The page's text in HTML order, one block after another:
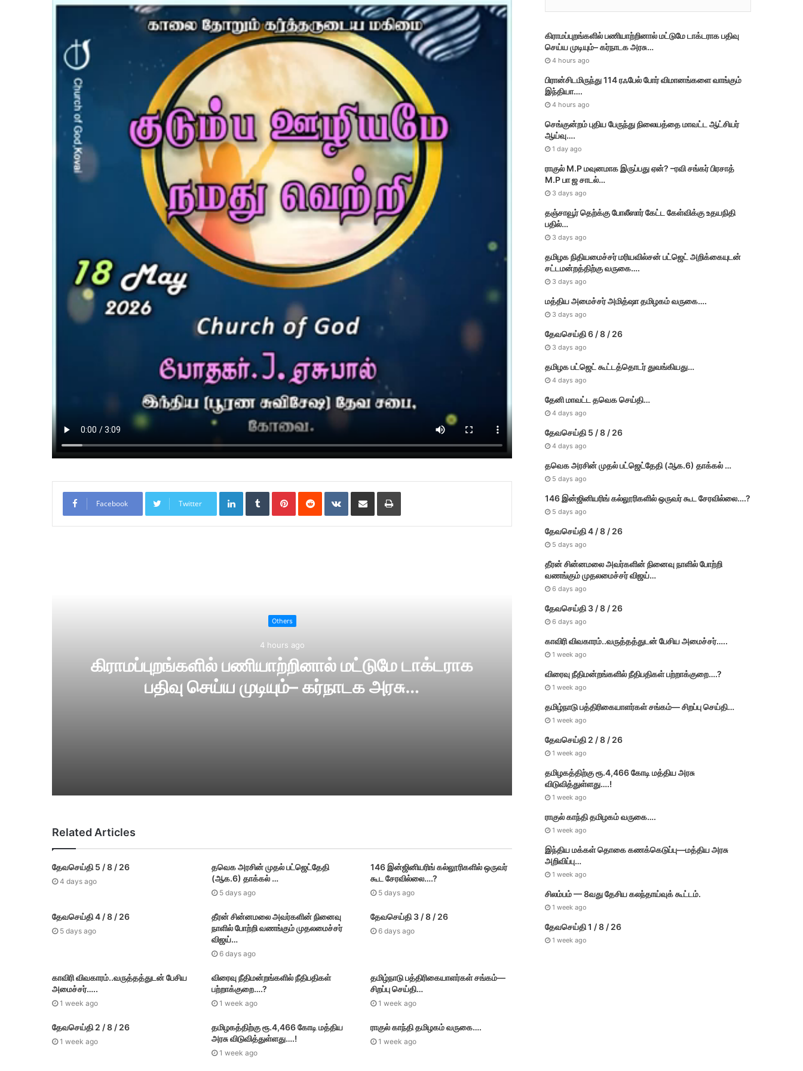
Facebook Twitter
LinkedIn Tumblr Pinterest Reddit VKontakte
Others
4 hours ago
கிராமப்புறங்களில் பணியாற்றினால் மட்டுமே டாக்டராக
பதிவு செய்ய முடியும்– கர்நாடக அரசு…
பிரான்சிடமிருந்து 114 ரஃபேல் போர் விமானங்களை வாங்கும் இந்தியா….
1 day ago
தஞ்சாவூர் தெற்க்கு போலீஸார் கேட்ட கேள்விக்கு உதயநிதி பதில்…
Related Articles
தேவசெய்தி 5 / 8 / 26
4 days ago
தவெக அரசின் முதல் பட்​ஜெட்தேதி
(ஆக.6) தாக்​கல் …
5 days ago
146 இன்ஜினியரிங் கல்லூரிகளில் ஒருவர்
கூட சேரவில்லை….?
5 days ago
தேவசெய்தி 4 / 8 / 26
5 days ago
தீரன் சின்னமலை அவர்களின் நினைவு
நாளில் போற்றி வணங்கும் முதலமைச்சர்
விஜய்…
6 days ago
தேவசெய்தி 3 / 8 / 26
6 days ago
காவிரி விவகாரம்..வருத்தத்துடன் பேசிய
அமைச்சர்…..
1 week ago
விரைவு நீதிமன்றங்களில் நீதிபதிகள்
பற்றாக்குறை….?
1 week ago
தமிழ்நாடு பத்திரிகையாளர்கள் சங்கம்—
சிறப்பு செய்தி…
1 week ago
தேவசெய்தி 2 / 8 / 26
1 week ago
தமிழகத்திற்கு ரூ.4,466 கோடி மத்திய
அரசு விடுவித்துள்ளது….!
1 week ago
ராகுல் காந்தி தமிழகம் வருகை….
1 week ago
e
s
கிராமப்புறங்களில் பணியாற்றினால் மட்டுமே டாக்டராக பதிவு
செய்ய முடியும்– கர்நாடக அரசு…
4 hours ago
பிரான்சிடமிருந்து 114 ரஃபேல் போர் விமானங்களை வாங்கும்
இந்தியா….
4 hours ago
செங்குன்றம் புதிய பேருந்து நிலையத்தை மாவட்ட ஆட்சியர்
ஆய்வு….
1 day ago
ராகுல் M.P மவுனமாக இருப்பது ஏன்? –ரவி சங்கர் பிரசாத்
M.P பா ஜ சாடல்…
3 days ago
தஞ்சாவூர் தெற்க்கு போலீஸார் கேட்ட கேள்விக்கு உதயநிதி
பதில்…
3 days ago
தமி​ழ​க நிதியமைச்சர் மரியவில்சன் பட்ஜெட் அறிக்கையுடன்
சட்டமன்றத்திற்கு வருகை….
3 days ago
மத்திய அமைச்சர் அமித்ஷா தமிழகம் வருகை….
3 days ago
தேவசெய்தி 6 / 8 / 26
3 days ago
தமிழக பட்ஜெட் கூட்டத்தொடர் துவங்கியது…
4 days ago
தேனி மாவட்ட தவெக செய்தி…
4 days ago
தேவசெய்தி 5 / 8 / 26
4 days ago
தவெக அரசின் முதல் பட்​ஜெட்தேதி (ஆக.6) தாக்​கல் …
5 days ago
146 இன்ஜினியரிங் கல்லூரிகளில் ஒருவர் கூட சேரவில்லை….?
5 days ago
தேவசெய்தி 4 / 8 / 26
5 days ago
தீரன் சின்னமலை அவர்களின் நினைவு நாளில் போற்றி
வணங்கும் முதலமைச்சர் விஜய்…
6 days ago
தேவசெய்தி 3 / 8 / 26
6 days ago
காவிரி விவகாரம்..வருத்தத்துடன் பேசிய அமைச்சர்…..
1 week ago
விரைவு நீதிமன்றங்களில் நீதிபதிகள் பற்றாக்குறை….?
1 week ago
தமிழ்நாடு பத்திரிகையாளர்கள் சங்கம்— சிறப்பு செய்தி…
1 week ago
தேவசெய்தி 2 / 8 / 26
1 week ago
தமிழகத்திற்கு ரூ.4,466 கோடி மத்திய அரசு
விடுவித்துள்ளது….!
1 week ago
ராகுல் காந்தி தமிழகம் வருகை….
1 week ago
இந்திய மக்கள் தொகை கணக்கெடுப்பு—மத்திய அரசு
அறிவிப்பு…
1 week ago
சிலம்பம் — 8வது தேசிய கலந்தாய்வுக் கூட்டம்.
1 week ago
தேவசெய்தி 1 / 8 / 26
1 week ago